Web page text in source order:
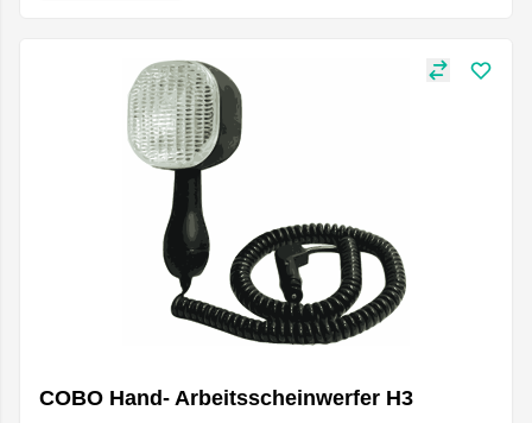
COBO Hand- Arbeitsscheinwerfer H3